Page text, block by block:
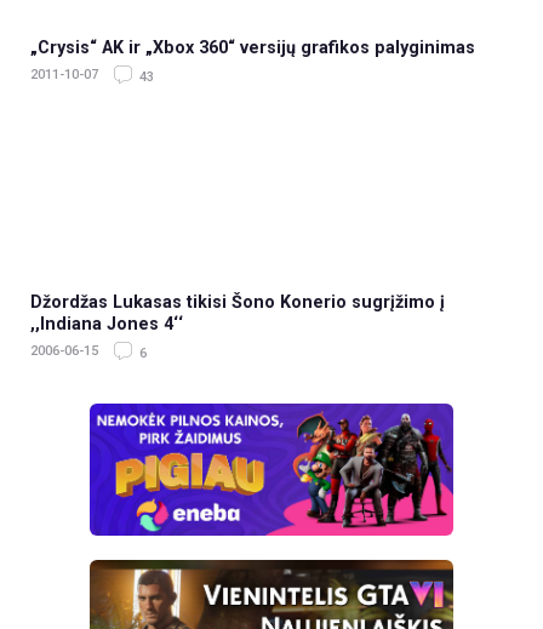
„Crysis“ AK ir „Xbox 360“ versijų grafikos palyginimas
2011-10-07 43
Džordžas Lukasas tikisi Šono Konerio sugrįžimo į
,,Indiana Jones 4‘‘
2006-06-15 6